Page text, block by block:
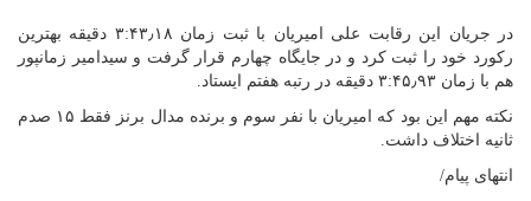
در جریان این رقابت علی امیریان با ثبت زمان ۳:۴۳٫۱۸ دقیقه بهترین
رکورد خود را ثبت کرد و در جایگاه چهارم قرار گرفت و سیدامیر زمانپور
هم با زمان ۳:۴۵٫۹۳ دقیقه در رتبه هفتم ایستاد.
نکته مهم این بود که امیریان با نفر سوم و برنده مدال برنز فقط ۱۵ صدم
ثانیه اختلاف داشت.
انتهای پیام/